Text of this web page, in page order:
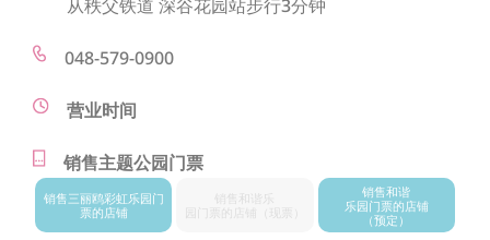
从秩父铁道 深谷花园站步行3分钟
048-579-0900
营业时间
销售主题公园门票
销售三丽鸥彩虹乐园门
票的店铺
销售和谐乐
园门票的店铺
销售和谐
乐园门票的店铺
（预定）